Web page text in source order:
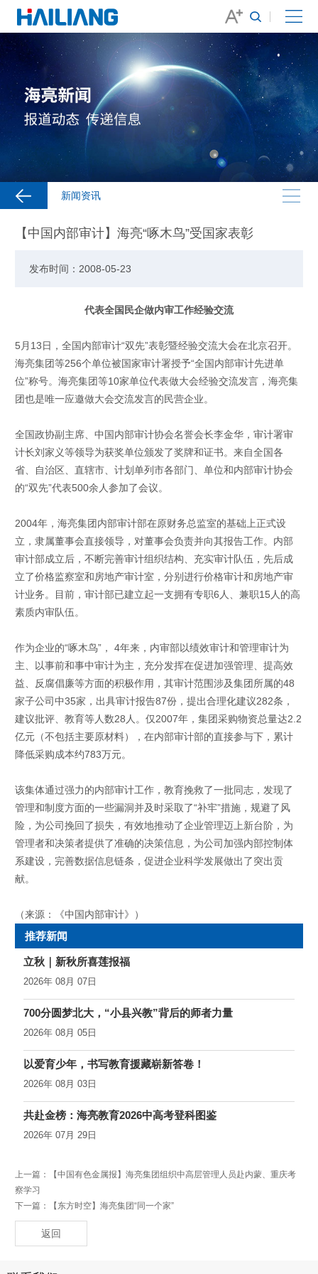
新闻资讯
【中国内部审计】海亮“啄木鸟”受国家表彰
发布时间：2008-05-23
代表全国民企做内审工作经验交流
5月13日，全国内部审计“双先”表彰暨经验交流大会在北京召开。
海亮集团等256个单位被国家审计署授予“全国内部审计先进单
位”称号。海亮集团等10家单位代表做大会经验交流发言，海亮集
团也是唯一应邀做大会交流发言的民营企业。
全国政协副主席、中国内部审计协会名誉会长李金华，审计署审
计长刘家义等领导为获奖单位颁发了奖牌和证书。来自全国各
省、自治区、直辖市、计划单列市各部门、单位和内部审计协会
的“双先”代表500余人参加了会议。
2004年，海亮集团内部审计部在原财务总监室的基础上正式设
立，隶属董事会直接领导，对董事会负责并向其报告工作。内部
审计部成立后，不断完善审计组织结构、充实审计队伍，先后成
立了价格监察室和房地产审计室，分别进行价格审计和房地产审
计业务。目前，审计部已建立起一支拥有专职6人、兼职15人的高
素质内审队伍。
作为企业的“啄木鸟”， 4年来，内审部以绩效审计和管理审计为
主、以事前和事中审计为主，充分发挥在促进加强管理、提高效
益、反腐倡廉等方面的积极作用，其审计范围涉及集团所属的48
家子公司中35家，出具审计报告87份，提出合理化建议282条，
建议批评、教育等人数28人。仅2007年，集团采购物资总量达2.2
亿元（不包括主要原材料），在内部审计部的直接参与下，累计
降低采购成本约783万元。
该集体通过强力的内部审计工作，教育挽救了一批同志，发现了
管理和制度方面的一些漏洞并及时采取了“补牢”措施，规避了风
险，为公司挽回了损失，有效地推动了企业管理迈上新台阶，为
管理者和决策者提供了准确的决策信息，为公司加强内部控制体
系建设，完善数据信息链条，促进企业科学发展做出了突出贡
献。
（来源：《中国内部审计》）
推荐新闻
立秋｜新秋所喜莲报福
2026年 08月 07日
700分圆梦北大，“小县兴教”背后的师者力量
2026年 08月 05日
以爱育少年，书写教育援藏崭新答卷！
2026年 08月 03日
共赴金榜：海亮教育2026中高考登科图鉴
2026年 07月 29日
上一篇：
【中国有色金属报】海亮集团组织中高层管理人员赴内蒙、重庆考
察学习
下一篇：
【东方时空】海亮集团“同一个家”
返回